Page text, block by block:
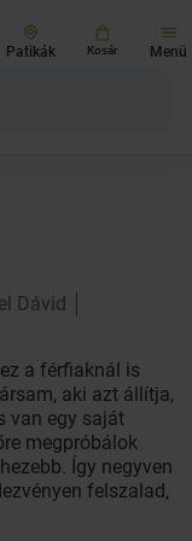
Patikák Kosár Menü
Dávid
a férfiaknál is
aki azt állítja,
van egy saját
megpróbálok
Így negyven
felszalad,